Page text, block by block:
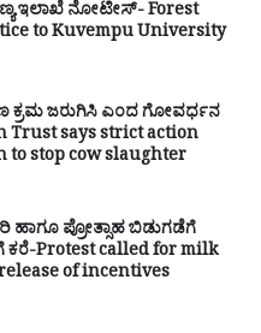
ಇಲಾಖೆ ನೋಟೀಸ್- Forest
to Kuvempu University
ಕ್ರಮ ಜರುಗಿಸಿ ಎಂದ ಗೋವರ್ಧನ
Trust says strict action
to stop cow slaughter
ಹಾಗೂ ಪ್ರೋತ್ಸಾಹ ಬಿಡುಗಡೆಗೆ
ಕರೆ-Protest called for milk
of incentives